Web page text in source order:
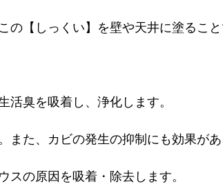
の【しっくい】を壁や天井に塗るこ
臭を吸着し、浄化します。
た、カビの発生の抑制にも効果があ
の原因を吸着・除去します。